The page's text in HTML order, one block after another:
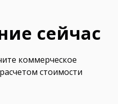
сейчас
коммерческое
стоимости